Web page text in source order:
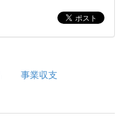
事業収支